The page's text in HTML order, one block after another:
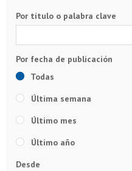
Por título o palabra clave
Todas
Última semana
Último mes
Último año
Desde